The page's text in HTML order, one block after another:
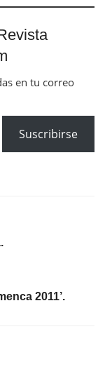
en tu correo
Suscribirse
2011’.